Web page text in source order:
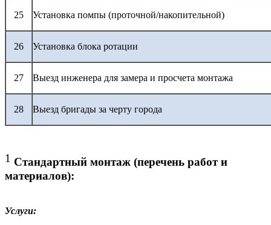
25 Установка помпы (проточной/накопительной)
26 Установка блока ротации
27 Выезд инженера для замера и просчета монтажа
28 Выезд бригады за черту города
1 Стандартный монтаж (перечень работ и
материалов):
Услуги: